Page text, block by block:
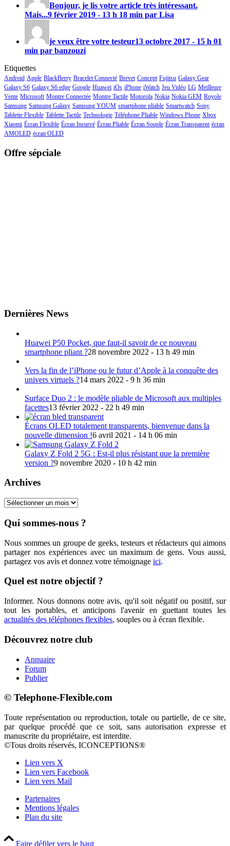
Bonjour, je lis votre article très intéressant.
Mais...9 février 2019 - 13 h 18 min par Lisa
je veux être votre testeur13 octobre 2017 - 15 h 01
min par banzouzi
Etiquettes
Android Apple BlackBerry Bracelet Connecté Brevet Concept Fujitsu Galaxy Gear
Galaxy S6 Galaxy S6 edge Google Huawei iOs iPhone iWatch Jeu Vidéo LG Meilleure
Vente Microsoft Montre Connectée Montre Tactile Motorola Nokia Nokia GEM Royole
Samsung Samsung Galaxy Samsung YOUM smartphone pliable Smartwatch Sony
Tablette Flexible Tablette Tactile Technologie Téléphone Pliable Windows Phone Xbox
Xiaomi Écran Flexible Écran Incurvé Écran Pliable Écran Souple Écran Transparent écran
AMOLED écran OLED
Offre sépciale
Dernières News
Huawei P50 Pocket, que faut-il savoir de ce nouveau
smartphone pliant ?28 novembre 2022 - 13 h 49 min
Vers la fin de l’iPhone ou le futur d’Apple à la conquête des
univers virtuels ?14 mars 2022 - 9 h 36 min
Surface Duo 2 : le modèle pliable de Microsoft aux multiples
facettes13 février 2022 - 22 h 49 min
Écrans OLED totalement transparents, bienvenue dans la
nouvelle dimension !6 avril 2021 - 14 h 06 min
Galaxy Z Fold 2 5G : Est-il plus résistant que la première
version ?9 novembre 2020 - 10 h 42 min
Archives
Archives
Qui sommes-nous ?
Nous sommes un groupe de geeks, testeurs et rédacteurs qui aimons
partager nos expériences avec un maximum de gens. Vous aussi,
partagez vos avis et donnez votre témoignage ici.
Quel est notre objectif ?
Informer. Nous donnons notre avis, qu'il soit négatif ou positif, sur
tout les portables, et anticipons l'avenir en guettant toutes les
actualités des téléphones flexibles, souples ou à écran flexible.
Découvrez notre club
Annuaire
Forum
Publier
© Telephone-Flexible.com
Toute représentation ou reproduction, totale ou partielle, de ce site,
par quelque procédé que ce soit, sans autorisation expresse et
manuscrite du propriétaire, est interdite.
©Tous droits réservés, ICONCEPTIONS®
Lien vers X
Lien vers Facebook
Lien vers Mail
Partenaires
Mentions légales
Plan du site
Faire défiler vers le haut